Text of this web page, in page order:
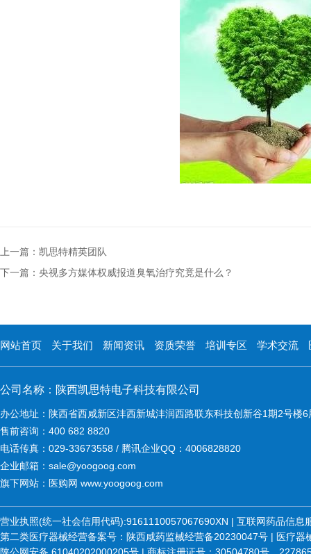
上一篇：凯思特精英团队
下一篇：央视多方媒体权威报道臭氧治疗究竟是什么？
网站首页 关于我们 新闻资讯 资质荣誉 培训专区 学术交流
公司名称：陕西凯思特电子科技有限公司
办公地址：陕西省西咸新区沣西新城沣润西路联东科技创新谷1期2号楼6
售前咨询：400 682 8820
电话传真：029-33673558 / 腾讯企业QQ：4006828820
企业邮箱：sale@yoogoog.com
旗下网站：医购网 www.yoogoog.com
营业执照(统一社会信用代码):9161110057067690XN | 互联网药品信
第二类医疗器械经营备案号：陕西咸药监械经营备20230047号 | 医疗